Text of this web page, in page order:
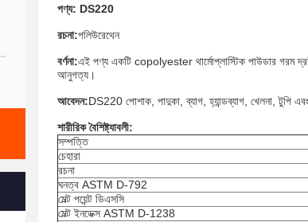
পণ্য: DS220
রচনা:পলিউরেথেন
বর্ণনা:এই পণ্য একটি copolyester থার্মোপ্লাস্টিক পাউডার গরম
আনুগত্য।
আবেদন:DS220 পোশাক, পাদুকা, ব্যাগ, হ্যান্ডব্যাগ, খেলনা, টুপি
শারীরিক বৈশিষ্ট্যাবলী:
সম্পত্তি
চেহারা
রচনা
ঘনত্ব ASTM D-792
মেল্ট পয়েন্ট ডিএসসি
মেল্ট ইনডেক্স ASTM D-1238